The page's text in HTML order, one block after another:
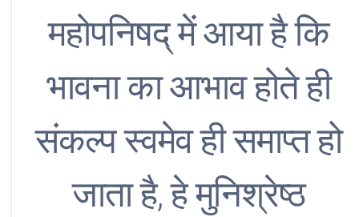
महोपनिषद् में आया है कि
भावना का आभाव होते ही
संकल्प स्वमेव ही समाप्त हो
जाता है, हे मुनिश्रेष्ठ